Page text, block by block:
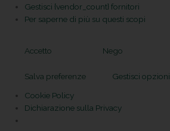
Gestisci {vendor_count} fornitori
Per saperne di più su questi scopi
Accetto Nego
Salva preferenze
Gestisci opzioni
Cookie Policy
Dichiarazione sulla Privacy